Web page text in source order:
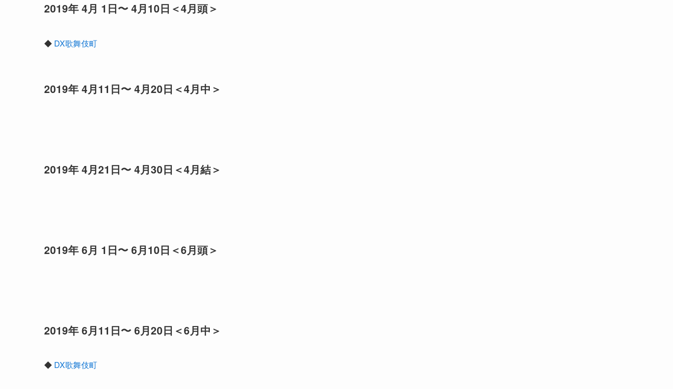
2019年 4月 1日〜 4月10日＜4月頭＞
◆ DX歌舞伎町
2019年 4月11日〜 4月20日＜4月中＞
2019年 4月21日〜 4月30日＜4月結＞
2019年 6月 1日〜 6月10日＜6月頭＞
2019年 6月11日〜 6月20日＜6月中＞
◆ DX歌舞伎町